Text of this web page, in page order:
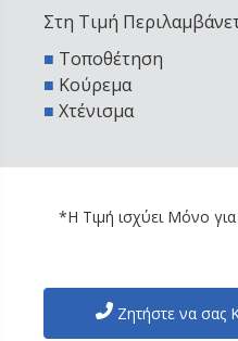
Στη Τιμή
■ Τοποθέτηση
■ Κούρεμα
■ Χτένισμα
*Η Τιμή ισχύει Μόνο
Ζητήστε να σας